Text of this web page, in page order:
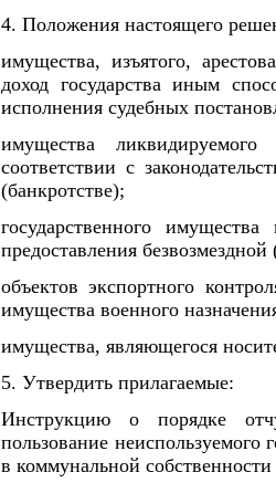
4. Положения настоящего
имущества, изъятого,
доход государства иным
исполнения судебных
имущества
соответствии с
(банкротстве);
государственного
предоставления
объектов экспортного
имущества военного
имущества, являющегося
5. Утвердить прилагаемые:
Инструкцию о порядке
пользование неиспользуемого
в коммунальной